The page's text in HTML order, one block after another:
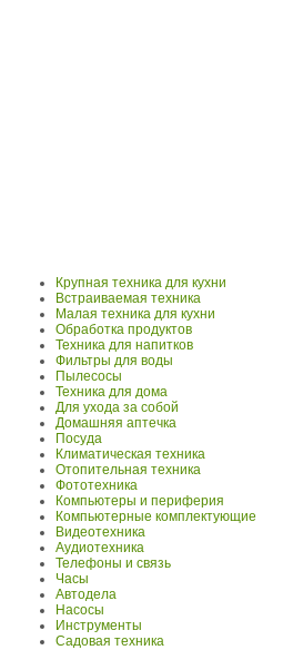
Крупная техника для кухни
Встраиваемая техника
Малая техника для кухни
Обработка продуктов
Техника для напитков
Фильтры для воды
Пылесосы
Техника для дома
Для ухода за собой
Домашняя аптечка
Посуда
Климатическая техника
Отопительная техника
Фототехника
Компьютеры и периферия
Компьютерные комплектующие
Видеотехника
Аудиотехника
Телефоны и связь
Часы
Автодела
Насосы
Инструменты
Садовая техника